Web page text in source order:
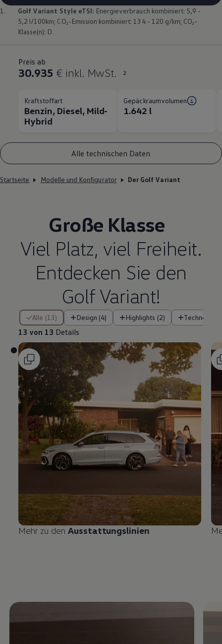
1. Golf Variant Style eTSI: Energieverbrauch kombiniert: 5,9 -
5,2 l/100km; CO₂-Emission kombiniert: 134 - 120 g/km; CO₂-
Klasse(n): D.
Preis ab
30.935 € inkl. MwSt. 2
Kraftstoffart
Benzin, Diesel, Mild-
Hybrid
Gepäckraumvolumen
1.642 l
Alle technischen Daten
Startseite Modelle und Konfigurator Der Golf Variant
Große Klasse
Viel Platz, viel Freiheit.
Entdecken Sie den
Golf Variant!
Alle (13) Design (4) Highlights (2)
13 von 13 Details
13 von 13 Details
Mehr zu den Ausstattungslinien
Enable fullscreen mode